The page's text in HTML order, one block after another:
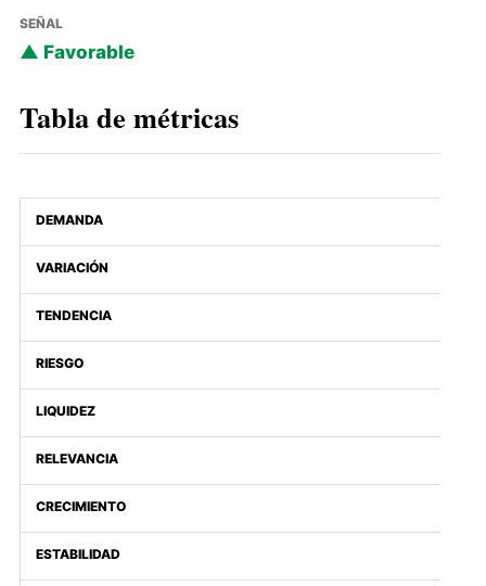
SEÑAL
Favorable
Tabla de métricas
DEMANDA
VARIACIÓN
TENDENCIA
RIESGO
LIQUIDEZ
RELEVANCIA
CRECIMIENTO
ESTABILIDAD